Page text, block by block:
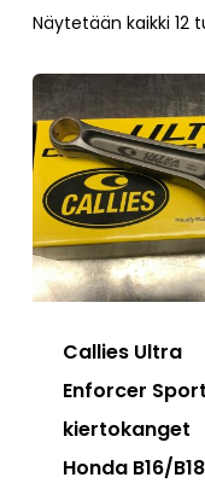
Näytetään kaikki 12
Callies Ultra
Enforcer Sport
kiertokanget
Honda B16/